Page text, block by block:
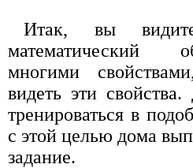
Итак, вы
математический
многими
видеть эти
тренироваться в
с этой целью дома
задание.